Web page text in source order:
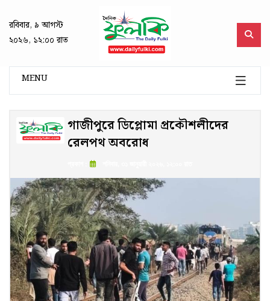
রবিবার, ৯ আগস্ট
২০২৬, ১২:০০ রাত
MENU
গাজীপুরে ডিপ্লোমা প্রকৌশলীদের
রেলপথ অবরোধ